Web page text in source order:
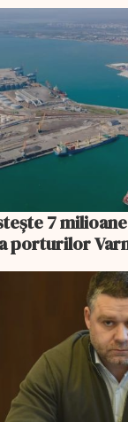
7
porturilor